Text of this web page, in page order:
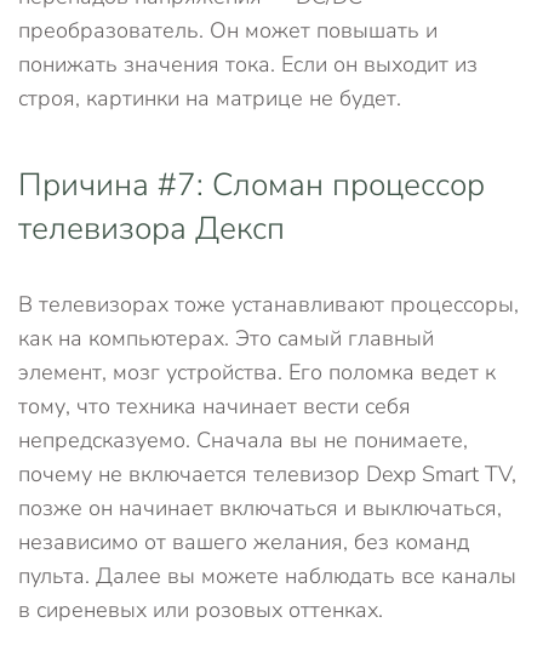
преобразователь. Он может повышать и
понижать значения тока. Если он выходит из
строя, картинки на матрице не будет.
Причина #7: Сломан процессор
телевизора Дексп
В телевизорах тоже устанавливают процессоры,
как на компьютерах. Это самый главный
элемент, мозг устройства. Его поломка ведет к
тому, что техника начинает вести себя
непредсказуемо. Сначала вы не понимаете,
почему не включается телевизор Dexp Smart TV,
позже он начинает включаться и выключаться,
независимо от вашего желания, без команд
пульта. Далее вы можете наблюдать все каналы
в сиреневых или розовых оттенках.